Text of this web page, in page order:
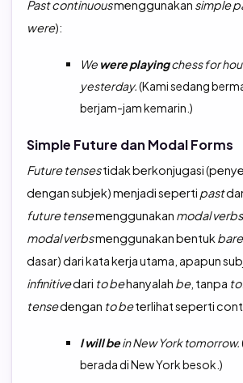
Past continuousmenggunakan simple
were):
We were playingchess for
yesterday. (Kami sedang
berjam-jam kemarin.)
Simple Future dan Modal Forms
Future tensestidak berkonjugasi
dengan subjek) menjadi seperti past
future tensemenggunakan modal
modal verbsmenggunakan bentuk
dasar) dari kata kerja utama, apapun
infinitivedari to behanyalah be, tanpa to.
tensedengan to beterlihat seperti
I will bein New York tomorrow.
berada di New York besok.)